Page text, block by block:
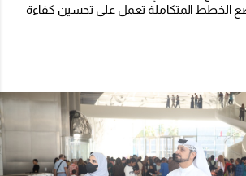
المتكاملة تعمل على تحسين كفاءة